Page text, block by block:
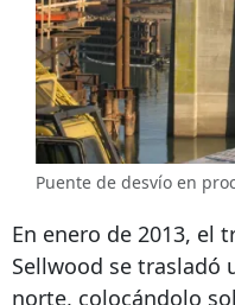
Puente de desvío en
En enero de 2013, el
Sellwood se trasladó
norte, colocándolo